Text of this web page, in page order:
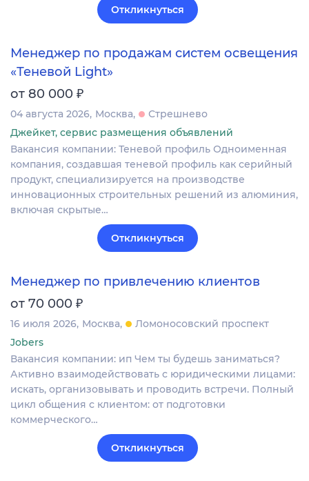
Откликнуться
Менеджер по продажам систем освещения
«Теневой Light»
от 80 000 ₽
04 августа 2026 Москва
Стрешнево
Джейкет, сервис размещения объявлений
Вакансия компании: Теневой профиль Одноименная
компания, создавшая теневой профиль как серийный
продукт, специализируется на производстве
инновационных строительных решений из алюминия,
включая скрытые…
Откликнуться
Менеджер по привлечению клиентов
от 70 000 ₽
16 июля 2026 Москва
Ломоносовский проспект
Jobers
Вакансия компании: ип Чем ты будешь заниматься?
Активно взаимодействовать с юридическими лицами:
искать, организовывать и проводить встречи. Полный
цикл общения с клиентом: от подготовки
коммерческого…
Откликнуться